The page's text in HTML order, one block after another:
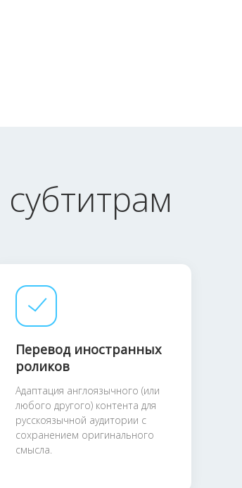
Перевод иностранных
роликов
Адаптация англоязычного (или
любого другого) контента для
русскоязычной аудитории с
сохранением оригинального
смысла.